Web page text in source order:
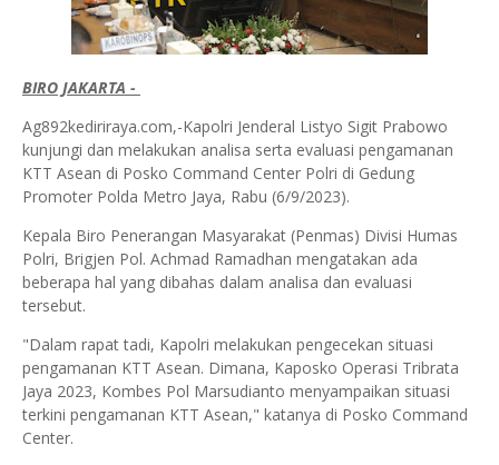
BIRO JAKARTA -
Ag892kediriraya.com,-Kapolri Jenderal Listyo Sigit Prabowo
kunjungi dan melakukan analisa serta evaluasi pengamanan
KTT Asean di Posko Command Center Polri di Gedung
Promoter Polda Metro Jaya, Rabu (6/9/2023).
Kepala Biro Penerangan Masyarakat (Penmas) Divisi Humas
Polri, Brigjen Pol. Achmad Ramadhan mengatakan ada
beberapa hal yang dibahas dalam analisa dan evaluasi
tersebut.
"Dalam rapat tadi, Kapolri melakukan pengecekan situasi
pengamanan KTT Asean. Dimana, Kaposko Operasi Tribrata
Jaya 2023, Kombes Pol Marsudianto menyampaikan situasi
terkini pengamanan KTT Asean," katanya di Posko Command
Center.